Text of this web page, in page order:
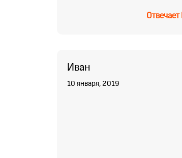
Отвечает
Иван
10 января, 2019